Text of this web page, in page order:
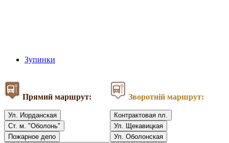
Зупинки
Прямий маршрут:
Ул. Иорданская
Ст. м. "Оболонь"
Пожарное депо
Зворотній маршрут:
Контрактовая пл.
Ул. Щекавицкая
Ул. Оболонская